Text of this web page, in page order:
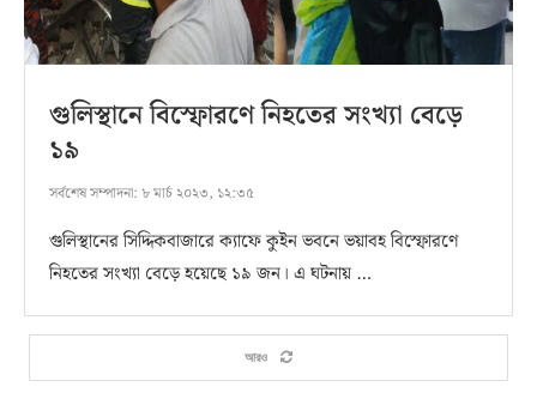
গুলিস্থানে বিস্ফোরণে নিহতের সংখ্যা বেড়ে
১৯
সর্বশেষ সম্পাদনা: ৮ মার্চ ২০২৩, ১২:৩৫
গুলিস্থানের সিদ্দিকবাজারে ক্যাফে কুইন ভবনে ভয়াবহ বিস্ফোরণে
নিহতের সংখ্যা বেড়ে হয়েছে ১৯ জন। এ ঘটনায় …
আরও